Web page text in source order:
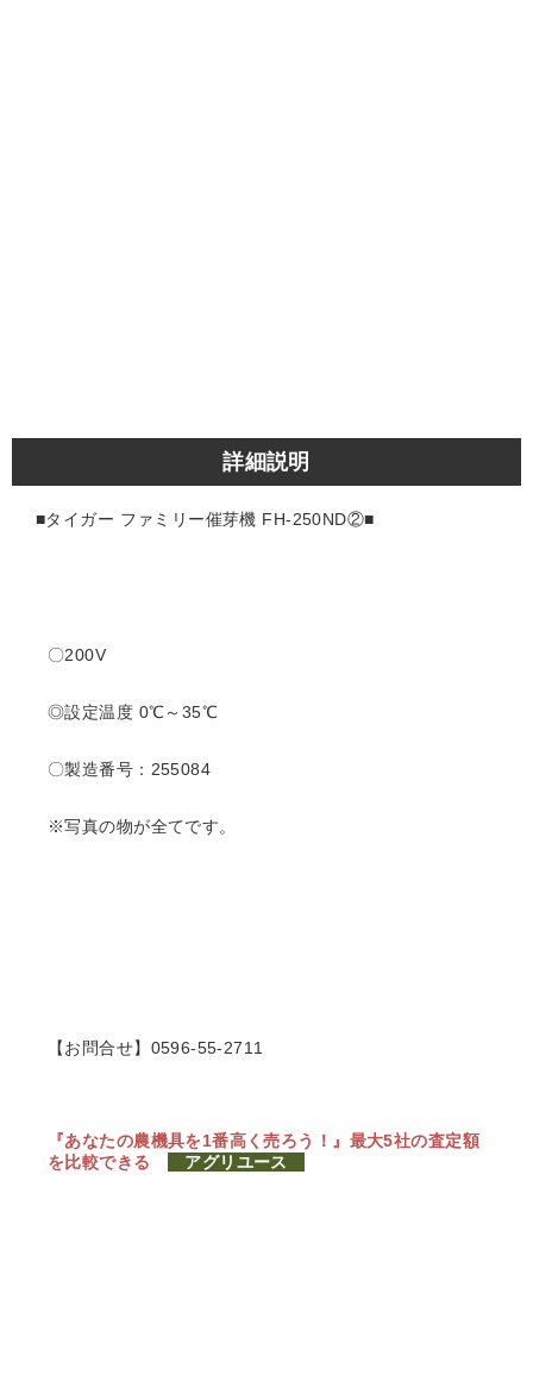
詳細説明
■タイガー ファミリー催芽機 FH-250ND②■
〇200V
◎設定温度 0℃～35℃
〇製造番号：255084
※写真の物が全てです。
【お問合せ】0596-55-2711
『あなたの農機具を1番高く売ろう！』 最大5社の査定額
を比較できる
アグリユース